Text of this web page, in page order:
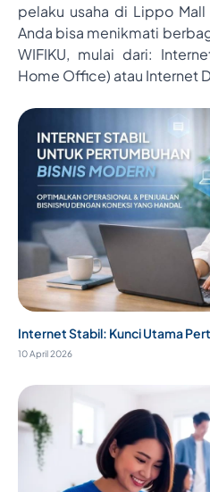
pelaku usaha di Lippo Mall
Anda bisa menikmati
WIFIKU, mulai dari:
Home Office) atau Internet
Internet Stabil: Kunci Utama
10 April 2026